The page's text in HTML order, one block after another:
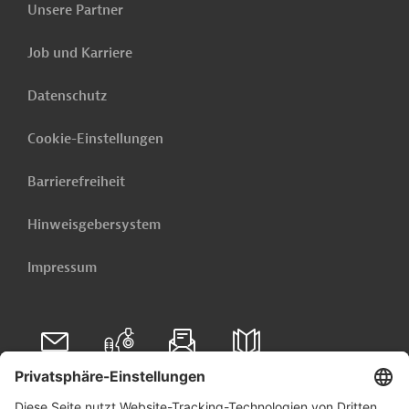
Tanzania National
(TANAPA)
Tanzania Wildlife
Authority
Gesellschaft
Projektträger
Unsere Partner
Job und Karriere
Datenschutz
Cookie-Einstellungen
Barrierefreiheit
Hinweisgebersystem
Impressum